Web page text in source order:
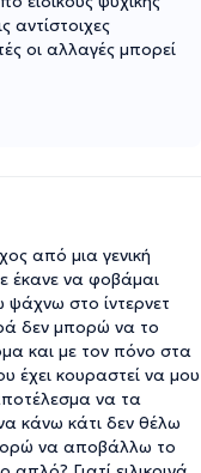
αντίστοιχες
οι αλλαγές μπορεί
από μια γενική
έκανε να φοβάμαι
στο ίντερνετ
δεν μπορώ να το
και με τον πόνο στα
έχει κουραστεί να μου
να τα
κάνω κάτι δεν θέλω
να αποβάλλω το